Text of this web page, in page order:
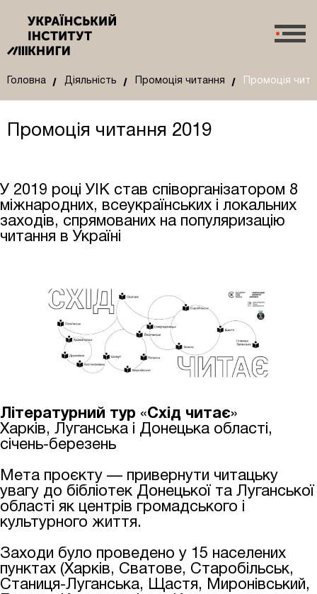
Головна Діяльність Промоція читання Промоція
Промоція читання 2019
У 2019 році УІК став співорганізатором 8
міжнародних, всеукраїнських і локальних
заходів, спрямованих на популяризацію
читання в Україні
Літературний тур «Схід читає»
Харків, Луганська і Донецька області,
січень-березень
Мета проєкту — привернути читацьку
увагу до бібліотек Донецької та Луганської
області як центрів громадського і
культурного життя.
Заходи було проведено у 15 населених
пунктах (Харків, Сватове, Старобільськ,
Станиця-Луганська, Щастя, Миронівський,